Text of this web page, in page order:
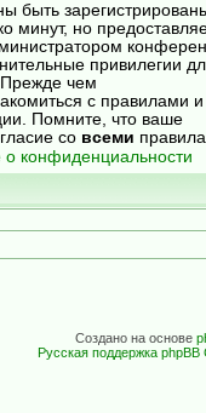
быть
минут, но
привилегии
Прежде чем
с правилами и
Помните, что ваше
со всеми
конфиденциальности
Создано на основе
Русская поддержка phpBB